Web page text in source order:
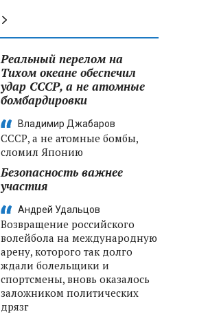
Реальный перелом на
Тихом океане обеспечил
удар СССР, а не атомные
бомбардировки
Владимир Джабаров
СССР, а не атомные бомбы,
сломил Японию
Безопасность важнее
участия
Андрей Удальцов
Возвращение российского
волейбола на международную
арену, которого так долго
ждали болельщики и
спортсмены, вновь оказалось
заложником политических
дрязг